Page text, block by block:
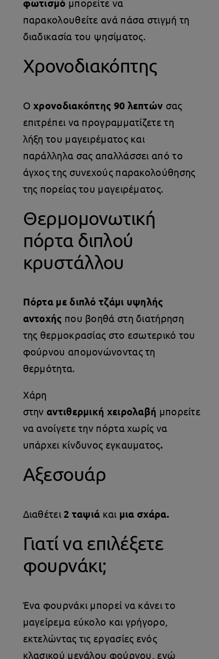
φωτισμό μπορείτε να
παρακολουθείτε ανά πάσα στιγμή τη
διαδικασία του ψησίματος.
Χρονοδιακόπτης
Οχρονοδιακόπτης 90 λεπτών σας
επιτρέπει να προγραμματίζετε τη
λήξη του μαγειρέματος και
παράλληλα σας απαλλάσσει από το
άγχος της συνεχούς παρακολούθησης
της πορείας του μαγειρέματος.
Θερμομονωτική
πόρτα διπλού
κρυστάλλου
Πόρτα με διπλό τζάμι υψηλής
αντοχής που βοηθά στη διατήρηση
της θερμοκρασίας στο εσωτερικό του
φούρνου απομονώνοντας τη
θερμότητα.
Χάρη
στην αντιθερμική χειρολαβή μπορείτε
να ανοίγετε την πόρτα χωρίς να
υπάρχει κίνδυνος εγκαυματος.
Αξεσουάρ
Διαθέτει 2 ταψιά και μια σχάρα.
Γιατί να επιλέξετε
φουρνάκι;
Ένα φουρνάκι μπορεί να κάνει το
μαγείρεμα εύκολο και γρήγορο,
εκτελώντας τις εργασίες ενός
κλασικού μεγάλου φούρνου, ενώ